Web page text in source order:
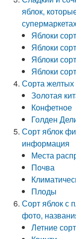
яблок,
Яблоки
Яблоки
Яблоки
Яблоки
Сорта желтых
Золотая
Конфетное
Голден
Сорт яблок
информация
Места
Почва
Плоды
Сорт яблок с
фото,
Летние